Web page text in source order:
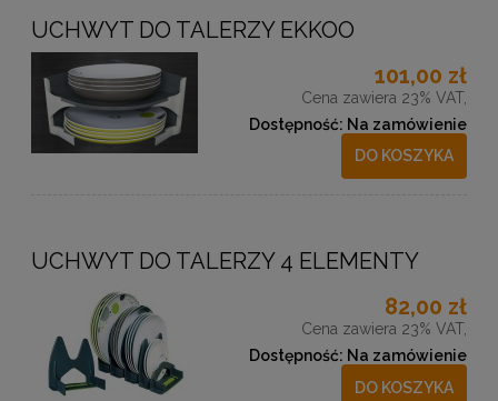
UCHWYT DO TALERZY EKKOO
101,00 zł
Cena zawiera 23% VAT,
Dostępność: Na zamówienie
DO KOSZYKA
UCHWYT DO TALERZY 4 ELEMENTY
82,00 zł
Cena zawiera 23% VAT,
Dostępność: Na zamówienie
DO KOSZYKA